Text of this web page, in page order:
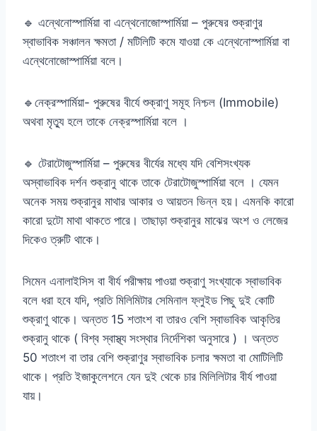
🔹 এন্থেনোস্পার্মিয়া বা এন্থেনোজোস্পার্মিয়া – পুরুষের শুক্রাণুর
স্বাভাবিক সঞ্চালন ক্ষমতা / মটিলিটি কমে যাওয়া কে এন্থেনোস্পার্মিয়া বা
এন্থেনোজোস্পার্মিয়া বলে।
🔹নেক্রস্পার্মিয়া- পুরুষের বীর্যে শুক্রাণু সমূহ নিশ্চল (Immobile)
অথবা মৃত্যু হলে তাকে নেক্রস্পার্মিয়া বলে ।
🔹 টেরাটোজুস্পার্মিয়া – পুরুষের বীর্যের মধ্যে যদি বেশিসংখ্যক
অস্বাভাবিক দর্শন শুক্রানু থাকে তাকে টেরাটোজুস্পার্মিয়া বলে । যেমন
অনেক সময় শুক্রানুর মাথার আকার ও আয়তন ভিন্ন হয়। এমনকি কারো
কারো দুটো মাথা থাকতে পারে। তাছাড়া শুক্রানুর মাঝের অংশ ও লেজের
দিকেও ত্রুটি থাকে।
সিমেন এনালাইসিস বা বীর্য পরীক্ষায় পাওয়া শুক্রাণু সংখ্যাকে স্বাভাবিক
বলে ধরা হবে যদি, প্রতি মিলিমিটার সেমিনাল ফ্লুইড পিছু দুই কোটি
শুক্রাণু থাকে। অন্তত 15 শতাংশ বা তারও বেশি স্বাভাবিক আকৃতির
শুক্রানু থাকে ( বিশ্ব স্বাস্থ্য সংস্থার নির্দেশিকা অনুসারে ) । অন্তত
50 শতাংশ বা তার বেশি শুক্রাণুর স্বাভাবিক চলার ক্ষমতা বা মোটিলিটি
থাকে। প্রতি ইজাকুলেশনে যেন দুই থেকে চার মিলিলিটার বীর্য পাওয়া
যায়।